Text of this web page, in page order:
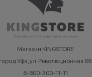
Магазин KINGSTORE
город Уфа, ул. Революционная 66
8-800-300-11-11